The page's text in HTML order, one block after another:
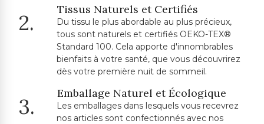
2.
Tissus Naturels et Certifiés
Du tissu le plus abordable au plus précieux,
tous sont naturels et certifiés OEKO-TEX®
Standard 100. Cela apporte d'innombrables
bienfaits à votre santé, que vous découvrirez
dès votre première nuit de sommeil.
3.
Emballage Naturel et Écologique
Les emballages dans lesquels vous recevrez
nos articles sont confectionnés avec nos